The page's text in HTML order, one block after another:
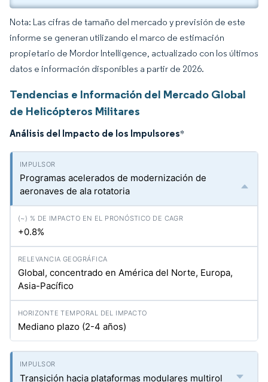
Nota: Las cifras de tamaño del mercado y previsión de este
informe se generan utilizando el marco de estimación
propietario de Mordor Intelligence, actualizado con los últimos
datos e información disponibles a partir de 2026.
Tendencias e Información del Mercado Global
de Helicópteros Militares
Análisis del Impacto de los Impulsores*
Programas acelerados de modernización de
aeronaves de ala rotatoria
+0.8%
Global, concentrado en América del Norte, Europa,
Asia-Pacífico
Mediano plazo (2-4 años)
Transición hacia plataformas modulares multirol